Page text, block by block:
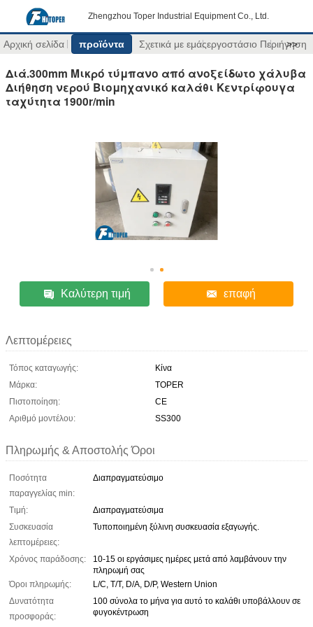
Zhengzhou Toper Industrial Equipment Co., Ltd.
Αρχική σελίδα προϊόντα Σχετικά με εμάςεργοστάσιο Περιήγηση
>>
Διά.300mm Μικρό τύμπανο από ανοξείδωτο χάλυβα
Διήθηση νερού Βιομηχανικό καλάθι Κεντρίφουγα
ταχύτητα 1900r/min
Καλύτερη τιμή επαφή
Λεπτομέρειες
Τόπος καταγωγής:
Κίνα
Μάρκα:
TOPER
Πιστοποίηση:
CE
Αριθμό μοντέλου:
SS300
Πληρωμής & Αποστολής Όροι
Ποσότητα
παραγγελίας min:
Διαπραγματεύσιμο
Τιμή:
Διαπραγματεύσιμα
Συσκευασία
λεπτομέρειες:
Τυποποιημένη ξύλινη συσκευασία εξαγωγής.
Χρόνος παράδοσης:
10-15 οι εργάσιμες ημέρες μετά από λαμβάνουν την
πληρωμή σας
Όροι πληρωμής:
L/C, T/T, D/A, D/P, Western Union
Δυνατότητα
προσφοράς:
100 σύνολα το μήνα για αυτό το καλάθι υποβάλλουν σε
φυγοκέντρωση